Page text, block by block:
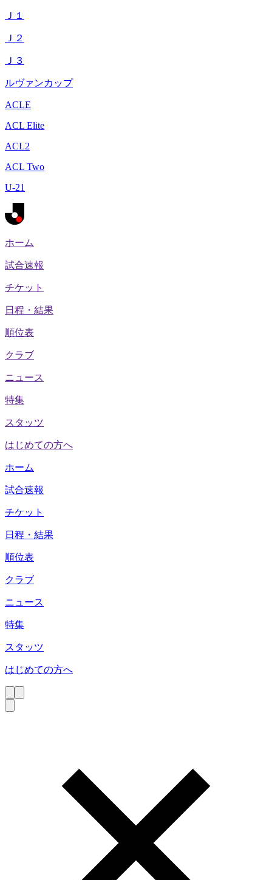
Ｊ１
Ｊ２
Ｊ３
ルヴァンカップ
ACLE
ACL Elite
ACL2
ACL Two
U-21
ホーム
試合速報
チケット
日程・結果
順位表
クラブ
ニュース
特集
スタッツ
はじめての方へ
ホーム
試合速報
チケット
日程・結果
順位表
クラブ
ニュース
特集
スタッツ
はじめての方へ